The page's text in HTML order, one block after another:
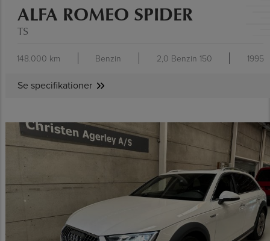
ALFA ROMEO SPIDER
TS
148.000 km Benzin 2,0 Benzin 150 1995
Se specifikationer
SE SPECIFIKATIONER